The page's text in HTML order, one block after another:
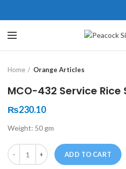
Click to enlarge
Home Orange Articles
MCO-432 Service Rice
₨230.10
Weight: 50 gm
Quantity
ADD TO CART
壯陽藥台灣購物
，這不是因為缺乏性生活，
因為缺乏溝通，所以保持談
盾越來越大，往往這是ED
會變得更加嚴重。
犀利士壯陽藥線上購買
戲都可以很好的幫助你獲得
高質量的夫妻生活。犀利士
鬆，便於陰莖快速充血達到
堅硬勃起。在醫學界和陽痿
望下，犀利士作為新一批藥
，有其優良特點。